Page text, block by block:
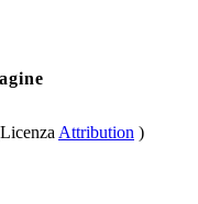
Attribution )